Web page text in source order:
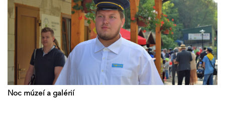
Noc múzeí a galérií